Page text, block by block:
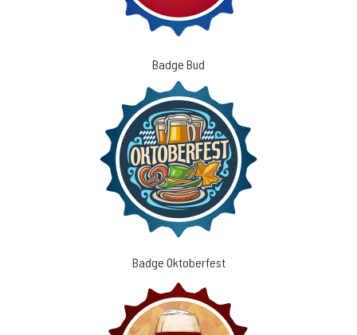
Badge Bud
Badge Oktoberfest